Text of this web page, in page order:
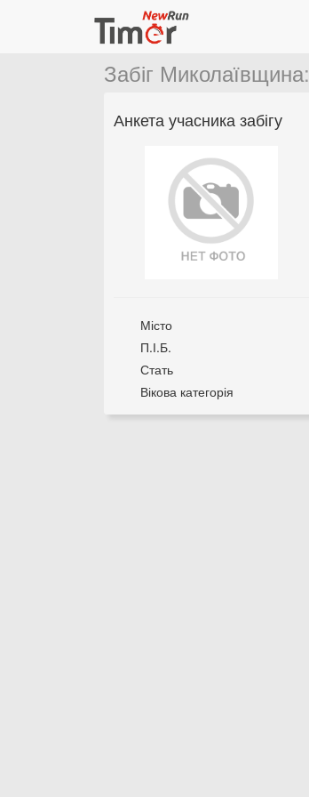
Забіг Миколаївщина:
Анкета учасника забігу
Місто
П.І.Б.
Стать
Вікова категорія